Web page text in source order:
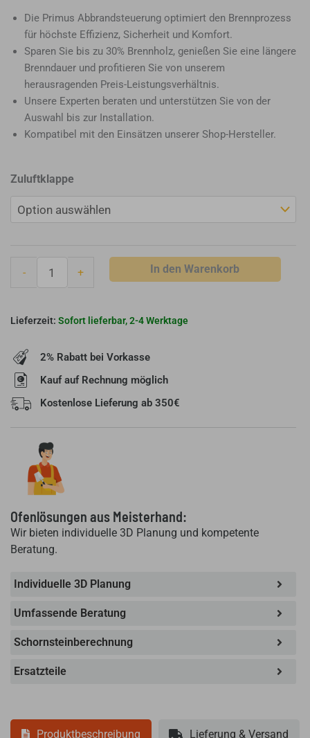
Die Primus Abbrandsteuerung optimiert den Brennprozess
für höchste Effizienz, Sicherheit und Komfort.
Sparen Sie bis zu 30% Brennholz, genießen Sie eine längere
Brenndauer und profitieren Sie von unserem
herausragenden Preis-Leistungsverhältnis.
Unsere Experten beraten und unterstützen Sie von der
Auswahl bis zur Installation.
Kompatibel mit den Einsätzen unserer Shop-Hersteller.
Zuluftklappe
-
Primus
Grundofen
&
Bis
30%
Hol
einsparen
-
Drosselklappe
Menge
+ In den Warenkorb
Sofort lieferbar, 2-4 Werktage
2% Rabatt bei Vorkasse
Kauf auf Rechnung möglich
Kostenlose Lieferung ab 350€
Ofenlösungen aus Meisterhand:
Wir bieten individuelle 3D Planung und kompetente
Beratung.
Individuelle 3D Planung
Umfassende Beratung
Schornsteinberechnung
Ersatzteile
Produktbeschreibung Lieferung & Versand